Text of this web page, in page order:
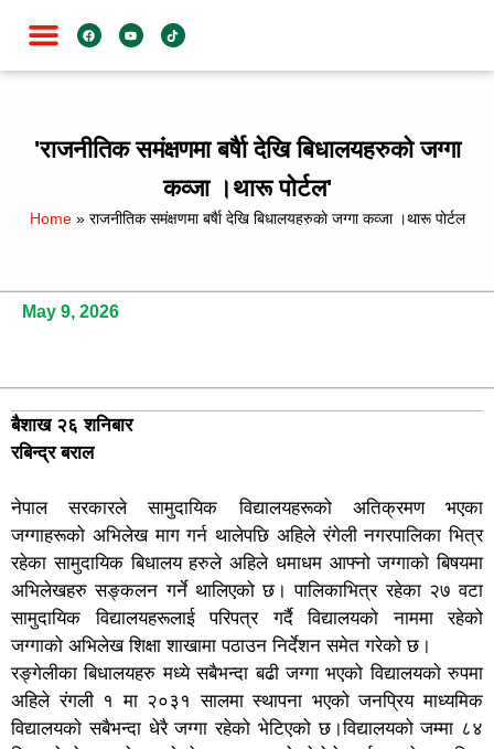
'राजनीतिक समंक्षणमा बर्षैा देखि बिधालयहरुकाे जग्गा
कव्जा ।थारू पाेर्टल'
Home» राजनीतिक समंक्षणमा बर्षैा देखि बिधालयहरुकाे जग्गा कव्जा ।थारू पाेर्टल
May 9, 2026
बैशाख २६ शनिबार
रबिन्द्र बराल
नेपाल सरकारले सामुदायिक विद्यालयहरूको अतिक्रमण भएका
जग्गाहरूको अभिलेख माग गर्न थालेपछि अहिले रंगेली नगरपालिका भित्र
रहेका सामुदायिक बिधालय हरुले अहिले धमाधम आफ्नो जग्गाको बिषयमा
अभिलेखहरु सङ्कलन गर्ने थालिएको छ। पालिकाभित्र रहेका २७ वटा
सामुदायिक विद्यालयहरूलाई परिपत्र गर्दै विद्यालयको नाममा रहेको
जग्गाको अभिलेख शिक्षा शाखामा पठाउन निर्देशन समेत गरेको छ।
रङ्गेलीका बिधालयहरु मध्ये सबैभन्दा बढी जग्गा भएको विद्यालयकाे रुपमा
अहिले रंगली १ मा २०३१ सालमा स्थापना भएको जनप्रिय माध्यमिक
विद्यालयकाे सबैभन्दा धेरै जग्गा रहेको भेटिएको छ।विद्यालयको जम्मा ८४